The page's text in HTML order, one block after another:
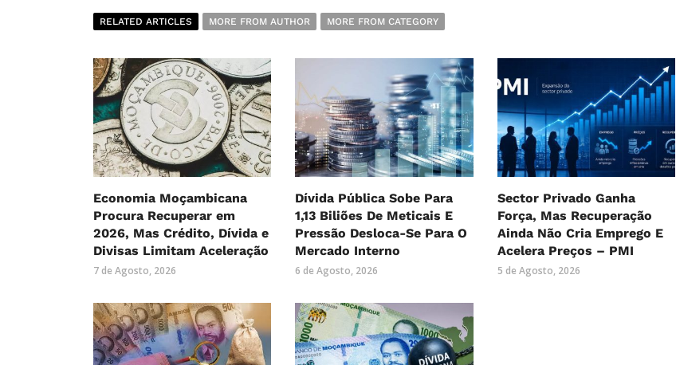
RELATED ARTICLES MORE FROM AUTHOR MORE FROM CATEGORY
Economia Moçambicana
Procura Recuperar em
2026, Mas Crédito, Dívida e
Divisas Limitam Aceleração
7 de Agosto, 2026
Dívida Pública Sobe Para
1,13 Biliões De Meticais E
Pressão Desloca-Se Para O
Mercado Interno
6 de Agosto, 2026
Sector Privado Ganha
Força, Mas Recuperação
Ainda Não Cria Emprego E
Acelera Preços – PMI
5 de Agosto, 2026